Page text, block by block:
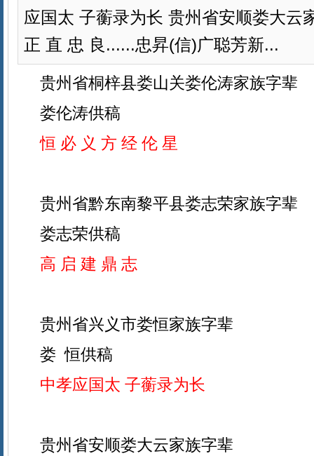
应国太 子蘅录为长 贵州省安顺娄大云
正 直 忠 良......忠昇(信)广聪芳新...
贵州省桐梓县娄山关娄伦涛家族字辈
娄伦涛供稿
恒 必 义 方 经 伦 星
贵州省黔东南黎平县娄志荣家族字辈
娄志荣供稿
高 启 建 鼎 志
贵州省兴义市娄恒家族字辈
娄 恒供稿
中孝应国太 子蘅录为长
贵州省安顺娄大云家族字辈